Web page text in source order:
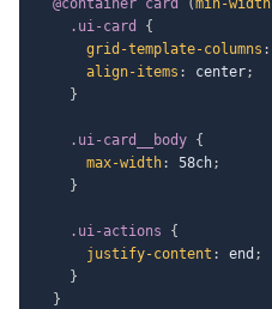
@container card (min-width
.ui-card
{
grid-template-columns :
align-items : center;
}
.ui-card__body {
max-width: 58ch;
}
.ui-actions
{
justify-content : end ;
}
}